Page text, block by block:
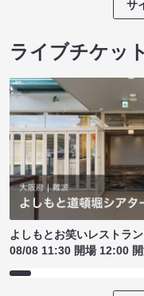
サ
ライブチケット
よしもとお笑いレストラン
08/08 11:30 開場 12:00